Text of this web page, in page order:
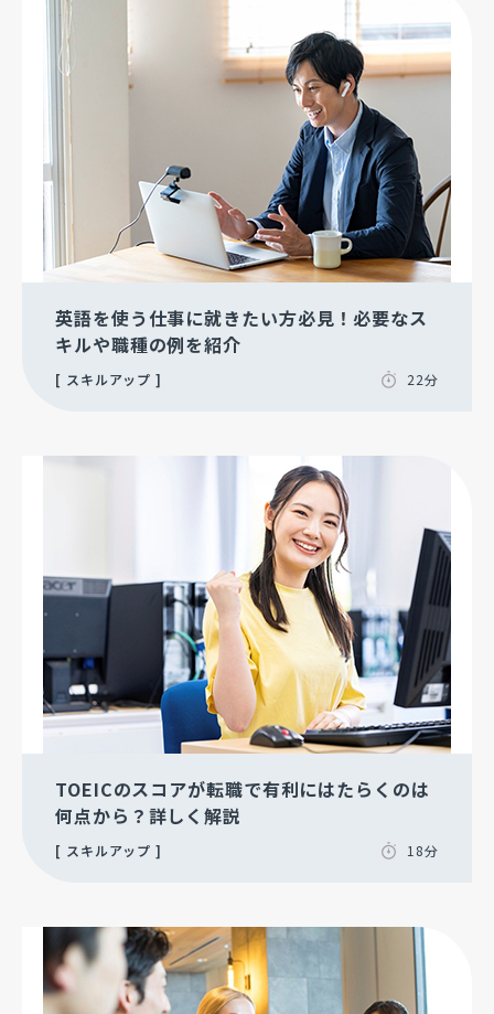
英語を使う仕事に就きたい方必見！必要なス
キルや職種の例を紹介
スキルアップ 22分
TOEICのスコアが転職で有利にはたらくのは
何点から？詳しく解説
スキルアップ 18分